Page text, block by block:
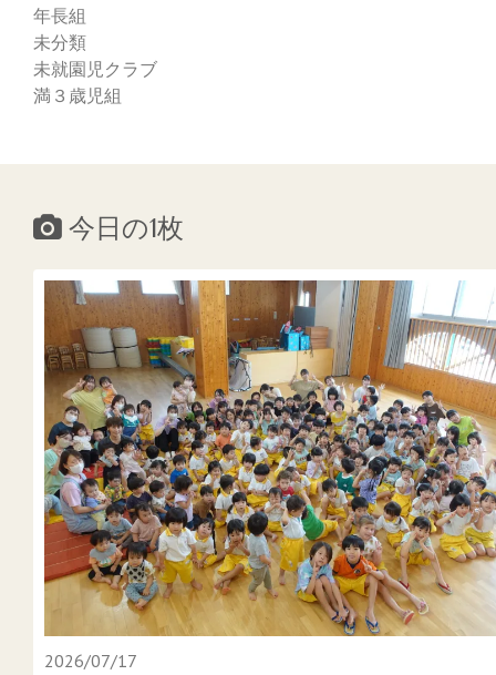
年長組
未分類
未就園児クラブ
満３歳児組
今日の1枚
2026/07/17